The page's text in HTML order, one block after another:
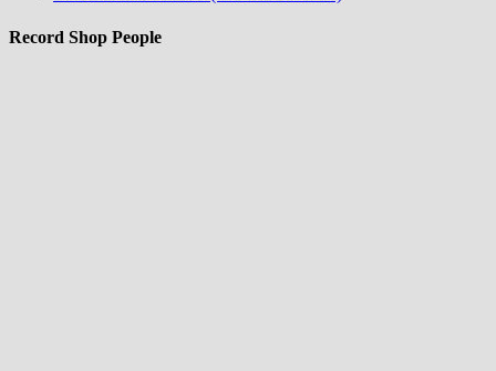
Record Shop People